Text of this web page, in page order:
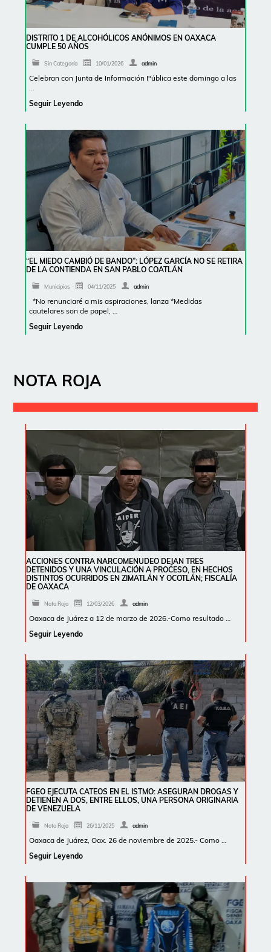
DISTRITO 1 DE ALCOHÓLICOS ANÓNIMOS EN OAXACA
CUMPLE 50 AÑOS
Sin Categoría 10/01/2026 admin
Celebran con Junta de Información Pública este domingo a las
…
Seguir Leyendo
“EL MIEDO CAMBIÓ DE BANDO”: LÓPEZ GARCÍA NO SE RETIRA
DE LA CONTIENDA EN SAN PABLO COATLÁN
Municipios 04/11/2025 admin
*No renunciaré a mis aspiraciones, lanza *Medidas
cautelares son de papel, …
Seguir Leyendo
NOTA ROJA
ACCIONES CONTRA NARCOMENUDEO DEJAN TRES
DETENIDOS Y UNA VINCULACIÓN A PROCESO, EN HECHOS
DISTINTOS OCURRIDOS EN ZIMATLÁN Y OCOTLÁN; FISCALÍA
DE OAXACA
Nota Roja 12/03/2026 admin
Oaxaca de Juárez a 12 de marzo de 2026.-Como resultado …
Seguir Leyendo
FGEO EJECUTA CATEOS EN EL ISTMO: ASEGURAN DROGAS Y
DETIENEN A DOS, ENTRE ELLOS, UNA PERSONA ORIGINARIA
DE VENEZUELA
Nota Roja 26/11/2025 admin
Oaxaca de Juárez, Oax. 26 de noviembre de 2025.- Como …
Seguir Leyendo